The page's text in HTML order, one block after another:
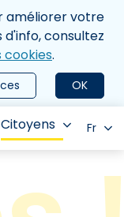
améliorer votre
d'info, consultez
cookies.
OK
Citoyens Fr